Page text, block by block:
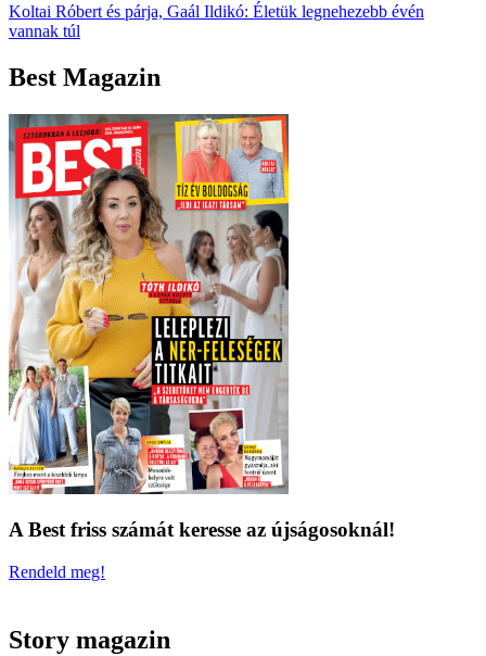
Koltai Róbert és párja, Gaál Ildikó: Életük legnehezebb évén
vannak túl
Best Magazin
A Best friss számát keresse az újságosoknál!
Rendeld meg!
Story magazin